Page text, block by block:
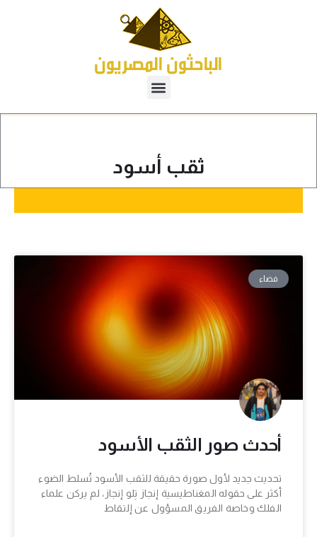
ثقب أسود
فضاء
أحدث صور الثقب الأسود
تحديث جديد لأول صورة حقيقة للثقب الأسود تُسلط الضوء
أكثر على حقوله المغناطيسية إنجاز تِلو إنجاز، لم يركن علماء
الفلك وخاصة الفريق المسؤول عن إلتقاط